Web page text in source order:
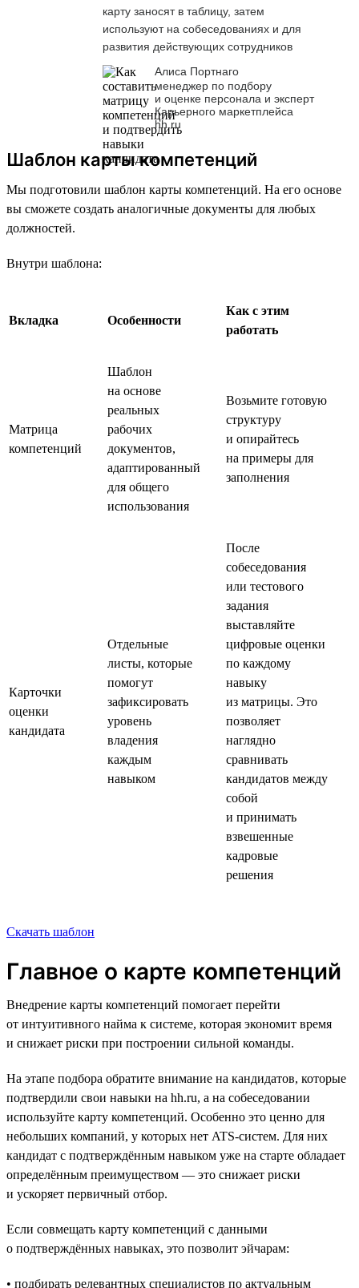
карту заносят в таблицу, затем
используют на собеседованиях и для
развития действующих сотрудников
Алиса Портнаго
менеджер по подбору
и оценке персонала и эксперт
Карьерного маркетплейса
hh.ru
Шаблон карты компетенций
Мы подготовили шаблон карты компетенций. На его основе
вы сможете создать аналогичные документы для любых
должностей.
Внутри шаблона:
Вкладка Особенности
Как с этим
работать
Матрица
компетенций
Шаблон
на основе
реальных
рабочих
документов,
адаптированный
для общего
использования
Возьмите готовую
структуру
и опирайтесь
на примеры для
заполнения
Карточки
оценки
кандидата
Отдельные
листы, которые
помогут
зафиксировать
уровень
владения
каждым
навыком
После
собеседования
или тестового
задания
выставляйте
цифровые оценки
по каждому
навыку
из матрицы. Это
позволяет
наглядно
сравнивать
кандидатов между
собой
и принимать
взвешенные
кадровые
решения
Скачать шаблон
Главное о карте компетенций
Внедрение карты компетенций помогает перейти
от интуитивного найма к системе, которая экономит время
и снижает риски при построении сильной команды.
На этапе подбора обратите внимание на кандидатов, которые
подтвердили свои навыки на hh.ru, а на собеседовании
используйте карту компетенций. Особенно это ценно для
небольших компаний, у которых нет ATS-систем. Для них
кандидат с подтверждённым навыком уже на старте обладает
определённым преимуществом — это снижает риски
и ускоряет первичный отбор.
Если совмещать карту компетенций с данными
о подтверждённых навыках, это позволит эйчарам:
• подбирать релевантных специалистов по актуальным